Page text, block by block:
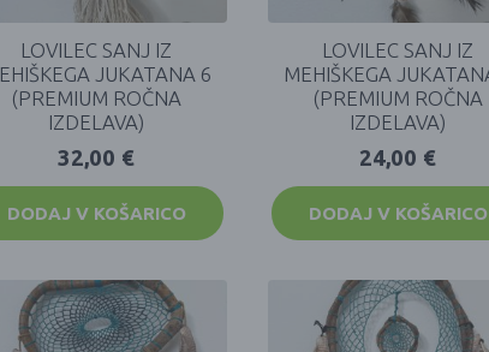
LOVILEC SANJ IZ
JUKATANA 6
(PREMIUM ROČNA
IZDELAVA)
32,00 €
DODAJ V KOŠARICO
LOVILEC SANJ IZ
MEHIŠKEGA
(PREMIUM ROČNA
IZDELAVA)
24,00 €
DODAJ V KOŠARICO